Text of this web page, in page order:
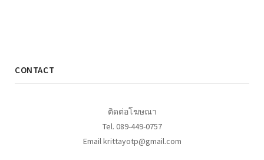
CONTACT
ติดต่อโฆษณา
Tel. 089-449-0757
Email krittayotp@gmail.com